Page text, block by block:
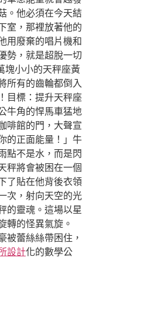
。他必須在今天結
室，那裡放著他的
用廢棄的唱片機和
勢，就是超脫一切
塊小小的天秤座黃
所有的齒輪都倒入
目標：提升天秤座
牛角的悍馬車猛地
啡館的門，大聲宣
的正面能量！」牛
點不是水，而是閃
秤將會被困在一個
了貼在他背後衣領
次，射向天空的光
的靈魂。這場以星
轉的怪異氣旋。
被蕾絲絲帶困住，
設計化的數學公